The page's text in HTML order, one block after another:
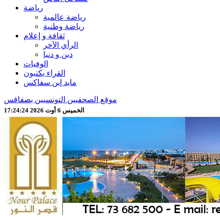
رياضة
رياضة عالمية
رياضة وطنية
ثقافة و إعلام
الرأي الآخر
دين و دنيا
الوفيات
القراء يكتبون
مايد إين سفاكس
موقع الصحفيين التونسيين بصفاقس
الخميس 6 أوت 2026 17:24:26